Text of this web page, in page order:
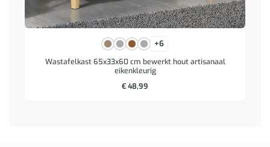
+6
Wastafelkast 65x33x60 cm bewerkt hout artisanaal
eikenkleurig
€48,99